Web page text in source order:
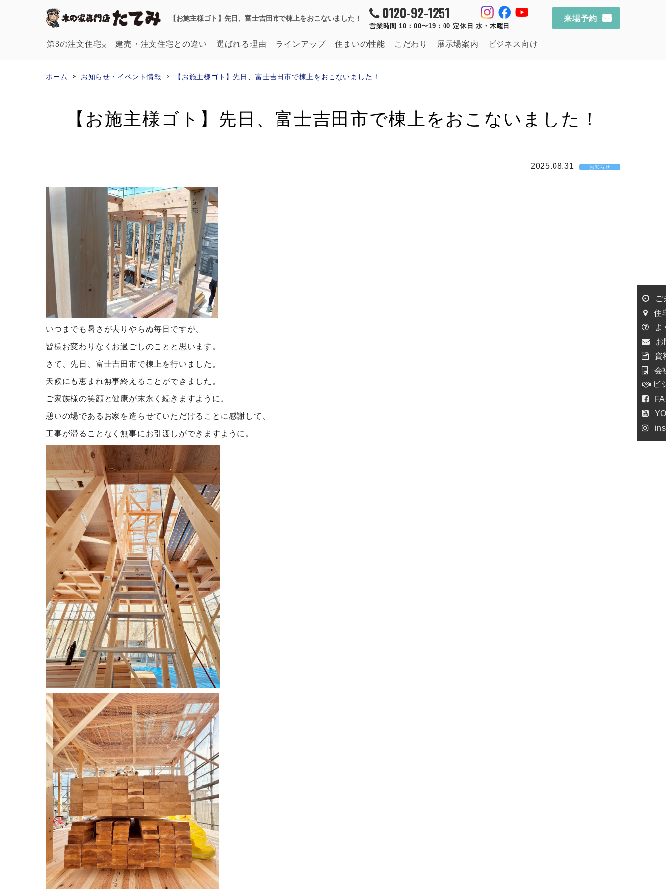
【お施主様ゴト】先日、富士吉田市で棟上をおこないました！ 0120-92-1251
営業時間 10：00〜19：00 定休日 水・木曜日
来場予約
第3の注文住宅® 建売・注文住宅との違い 選ばれる理由 ラインアップ 住まいの性能 こだわり 展示場案内 ビジネス向け
ご
住
よ
お
資
会
ビ
ホーム お知らせ・イベント情報 【お施主様ゴト】先日、富士吉田市で棟上をおこないました！
【お施主様ゴト】先日、富士吉田市で棟上をおこないました！
2025.08.31
いつまでも暑さが去りやらぬ毎日ですが、
皆様お変わりなくお過ごしのことと思います。
さて、先日、富士吉田市で棟上を行いました。
天候にも恵まれ無事終えることができました。
ご家族様の笑顔と健康が末永く続きますように。
憩いの場であるお家を造らせていただけることに感謝して、
工事が滞ることなく無事にお引渡しができますように。